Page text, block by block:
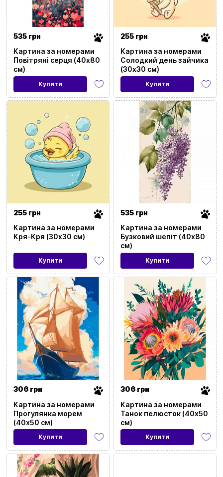
535 грн
Картина за номерами
Повітряні серця (40х80
см)
Купити
255 грн
Картина за номерами
Солодкий день зайчика
(30х30 см)
Купити
255 грн
Картина за номерами
Кря-Кря (30х30 см)
Купити
535 грн
Картина за номерами
Бузковий шепіт (40х80
см)
Купити
306 грн
Картина за номерами
Прогулянка морем
(40х50 см)
Купити
306 грн
Картина за номерами
Танок пелюсток (40х50
см)
Купити